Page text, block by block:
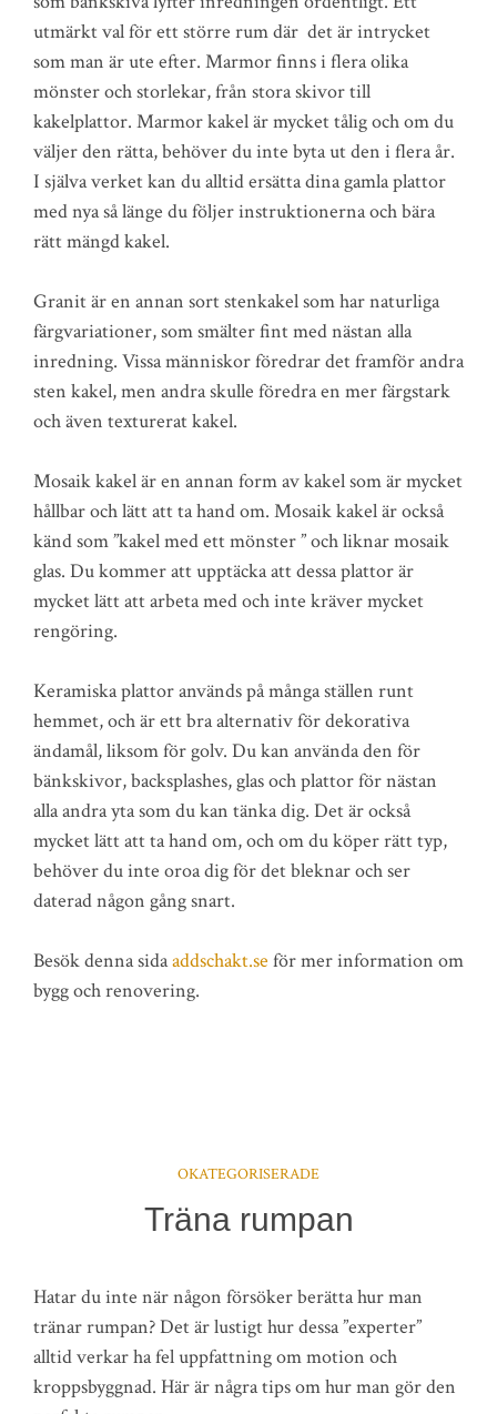
utmärkt val för ett större rum där det är intrycket
som man är ute efter. Marmor finns i flera olika
mönster och storlekar, från stora skivor till
kakelplattor. Marmor kakel är mycket tålig och om du
väljer den rätta, behöver du inte byta ut den i flera år.
I själva verket kan du alltid ersätta dina gamla plattor
med nya så länge du följer instruktionerna och bära
rätt mängd kakel.
Granit är en annan sort stenkakel som har naturliga
färgvariationer, som smälter fint med nästan alla
inredning. Vissa människor föredrar det framför andra
sten kakel, men andra skulle föredra en mer färgstark
och även texturerat kakel.
Mosaik kakel är en annan form av kakel som är mycket
hållbar och lätt att ta hand om. Mosaik kakel är också
känd som ”kakel med ett mönster ” och liknar mosaik
glas. Du kommer att upptäcka att dessa plattor är
mycket lätt att arbeta med och inte kräver mycket
rengöring.
Keramiska plattor används på många ställen runt
hemmet, och är ett bra alternativ för dekorativa
ändamål, liksom för golv. Du kan använda den för
bänkskivor, backsplashes, glas och plattor för nästan
alla andra yta som du kan tänka dig. Det är också
mycket lätt att ta hand om, och om du köper rätt typ,
behöver du inte oroa dig för det bleknar och ser
daterad någon gång snart.
Besök denna sidaaddschakt.se för mer information om
bygg och renovering.
OKATEGORISERADE
Träna rumpan
Hatar du inte när någon försöker berätta hur man
tränar rumpan? Det är lustigt hur dessa ”experter”
alltid verkar ha fel uppfattning om motion och
kroppsbyggnad. Här är några tips om hur man gör den